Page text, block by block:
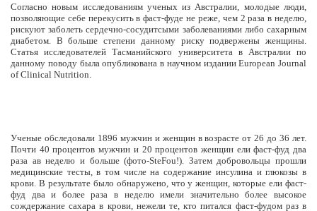
Согласно новым исследованиям ученых из Австралии, молодые люди,
позволяющие себе перекусить в фаст-фуде не реже, чем 2 раза в неделю,
рискуют заболеть сердечно-сосудитсыми заболеваниями либо сахарным
диабетом. В больше степени данному риску подвержены женщины.
Статья исследователей Тасманийского университета в Австралии по
данному поводу была опубликована в научном издании European Journal
of Clinical Nutrition.
Ученые обследовали 1896 мужчин и женщин в возрасте от 26 до 36 лет.
Почти 40 процентов мужчин и 20 процентов женщин ели фаст-фуд два
раза ав неделю и больше (фото-SteFou!). Затем добровольцы прошли
медицинские тесты, в том числе на содержание инсулина и глюкозы в
крови. В результате было обнаружено, что у женщин, которые ели фаст-
фуд два и более раза в неделю имели значительно более высокое
сождержание сахара в крови, нежели те, кто питался фаст-фудом раз в